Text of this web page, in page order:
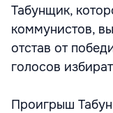
Табунщик,
коммунистов,
отстав от
голосов
Проигрыш